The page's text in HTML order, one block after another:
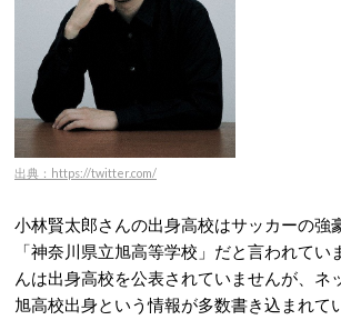
出典：https://twitter.com/
小林賢太郎さんの出身高校はサッカーの強
「神奈川県立旭高等学校」だと言われてい
んは出身高校を公表されていませんが、ネ
旭高校出身という情報が多数書き込まれて